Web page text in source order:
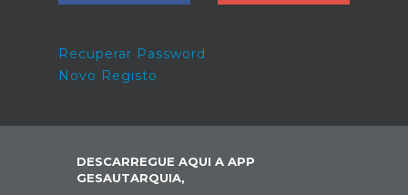
Recuperar Password
Novo Registo
DESCARREGUE AQUI A APP
GESAUTARQUIA,